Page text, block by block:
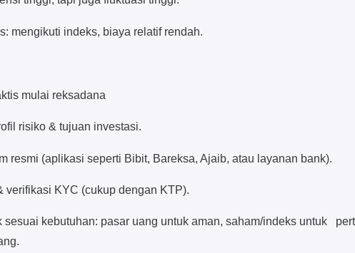
mengikuti indeks, biaya relatif rendah.
mulai reksadana
risiko & tujuan investasi.
resmi (aplikasi seperti Bibit, Bareksa, Ajaib, atau layanan bank).
verifikasi KYC (cukup dengan KTP).
sesuai kebutuhan: pasar uang untuk aman, saham/indeks untuk